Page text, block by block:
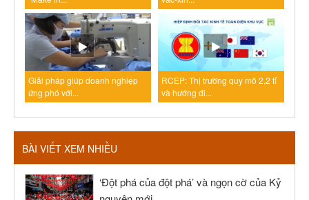
Giải pháp giúp doanh nghiệp
ứng phó với...
RCEP: Thị trường quy mô 2,2 tỉ
và hướng đi...
BÀI VIẾT XEM NHIỀU
‘Đột phá của đột phá’ và ngọn cờ của Kỷ